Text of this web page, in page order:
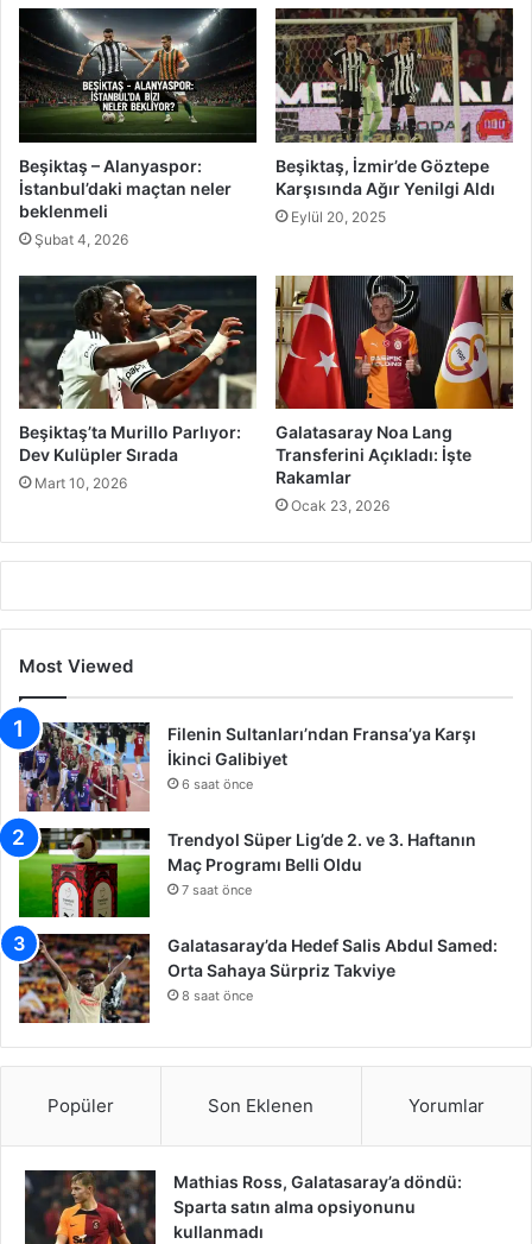
Beşiktaş – Alanyaspor:
İstanbul’daki maçtan neler
beklenmeli
Şubat 4, 2026
Beşiktaş, İzmir’de Göztepe
Karşısında Ağır Yenilgi Aldı
Eylül 20, 2025
Beşiktaş’ta Murillo Parlıyor:
Dev Kulüpler Sırada
Mart 10, 2026
Galatasaray Noa Lang
Transferini Açıkladı: İşte
Rakamlar
Ocak 23, 2026
Most Viewed
Filenin Sultanları’ndan Fransa’ya Karşı
İkinci Galibiyet
6 saat önce
Trendyol Süper Lig’de 2. ve 3. Haftanın
Maç Programı Belli Oldu
7 saat önce
Galatasaray’da Hedef Salis Abdul Samed:
Orta Sahaya Sürpriz Takviye
8 saat önce
Popüler Son Eklenen Yorumlar
Mathias Ross, Galatasaray’a döndü:
Sparta satın alma opsiyonunu
kullanmadı